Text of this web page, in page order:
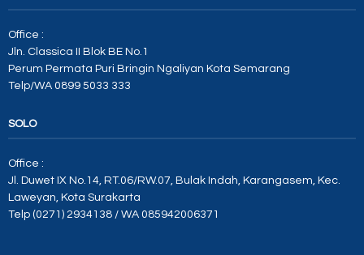
Office :
Jln. Classica II Blok BE No.1
Perum Permata Puri Bringin Ngaliyan Kota Semarang
Telp/WA 0899 5033 333
SOLO
Office :
Jl. Duwet IX No.14, RT.06/RW.07, Bulak Indah, Karangasem, Kec.
Laweyan, Kota Surakarta
Telp (0271) 2934138 / WA 085942006371